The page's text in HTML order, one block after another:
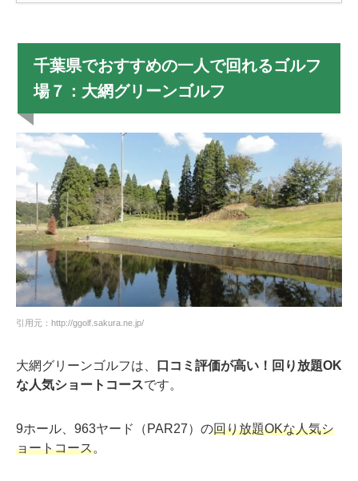
千葉県でおすすめの一人で回れるゴルフ
場７：大網グリーンゴルフ
引用元：http://ggolf.sakura.ne.jp/
大網グリーンゴルフは、
口コミ評価が高い！回り放題OK
な人気ショートコースです。
9ホール、963ヤード（PAR27）の回り放題OKな人気シ
ョートコース。